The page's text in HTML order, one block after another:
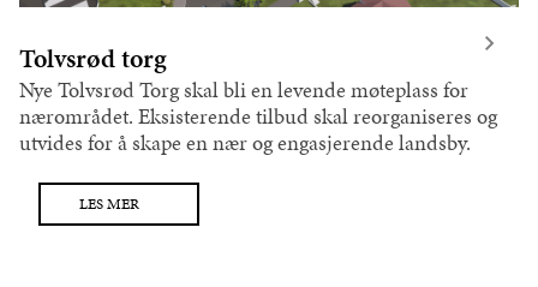
Tolvsrød torg
Nye Tolvsrød Torg skal bli en levende møteplass for
nærområdet. Eksisterende tilbud skal reorganiseres og
utvides for å skape en nær og engasjerende landsby.
LES MER